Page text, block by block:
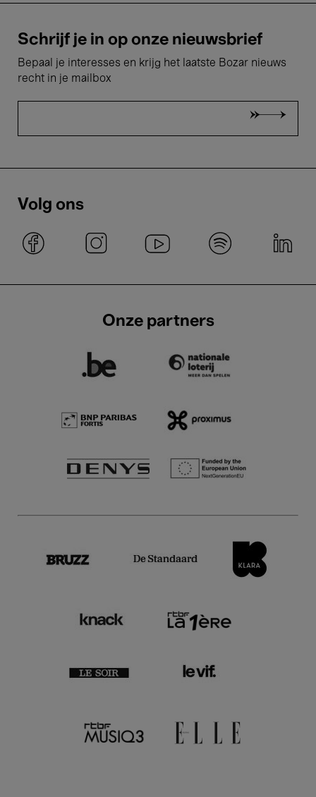
Schrijf je in op onze nieuwsbrief
Bepaal je interesses en krijg het laatste Bozar nieuws
recht in je mailbox
Volg ons
Onze partners